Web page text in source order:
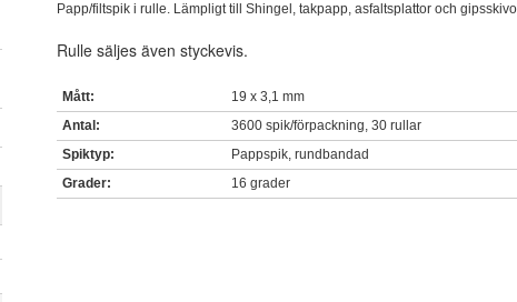
Papp/filtspik i rulle. Lämpligt till Shingel, takpapp, asfaltsplattor och
Rulle säljes även styckevis.
Mått:
19 x 3,1 mm
Antal:
3600 spik/förpackning, 30 rullar
Spiktyp:
Pappspik, rundbandad
Grader:
16 grader